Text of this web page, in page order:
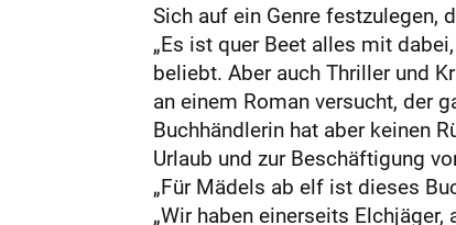
Sich auf ein Genre festzulegen,
„Es ist quer Beet alles mit
beliebt. Aber auch Thriller und
an einem Roman versucht, der
Buchhändlerin hat aber keinen
Urlaub und zur Beschäftigung
„Für Mädels ab elf ist dieses
„Wir haben einerseits